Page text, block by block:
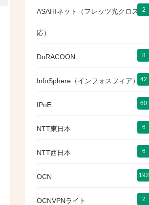
ASAHIネット（フレッツ光クロス対
応）
2
DoRACOON 8
InfoSphere（インフォスフィア） 42
IPoE 60
NTT東日本 6
NTT西日本 6
OCN 192
OCNVPNライト 2